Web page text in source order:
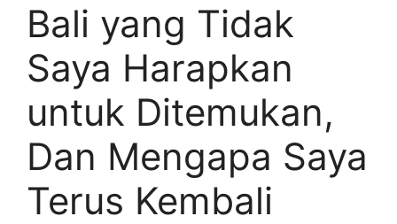
Bali yang Tidak
Saya Harapkan
untuk Ditemukan,
Dan Mengapa Saya
Terus Kembali